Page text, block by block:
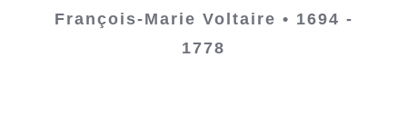
François-Marie Voltaire • 1694 -
1778